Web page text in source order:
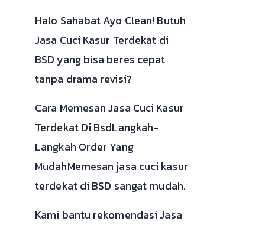
Halo Sahabat Ayo Clean! Butuh
Jasa Cuci Kasur Terdekat di
BSD yang bisa beres cepat
tanpa drama revisi?
Cara Memesan Jasa Cuci Kasur
Terdekat Di BsdLangkah-
Langkah Order Yang
MudahMemesan jasa cuci kasur
terdekat di BSD sangat mudah.
Kami bantu rekomendasi Jasa